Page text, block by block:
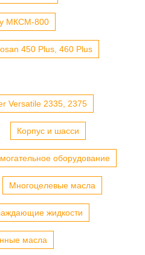
МКСМ-800
450 Plus, 460 Plus
Versatile 2335, 2375
Корпус и шасси
оборудование
Многоцелевые масла
жидкости
масла